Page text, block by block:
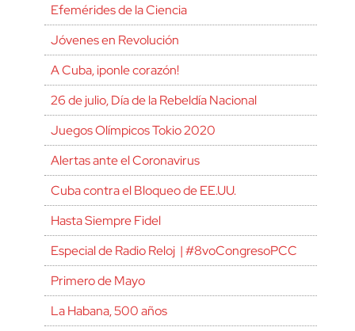
Efemérides de la Ciencia
Jóvenes en Revolución
A Cuba, ¡ponle corazón!
26 de julio, Día de la Rebeldía Nacional
Juegos Olímpicos Tokio 2020
Alertas ante el Coronavirus
Cuba contra el Bloqueo de EE.UU.
Hasta Siempre Fidel
Especial de Radio Reloj | #8voCongresoPCC
Primero de Mayo
La Habana, 500 años